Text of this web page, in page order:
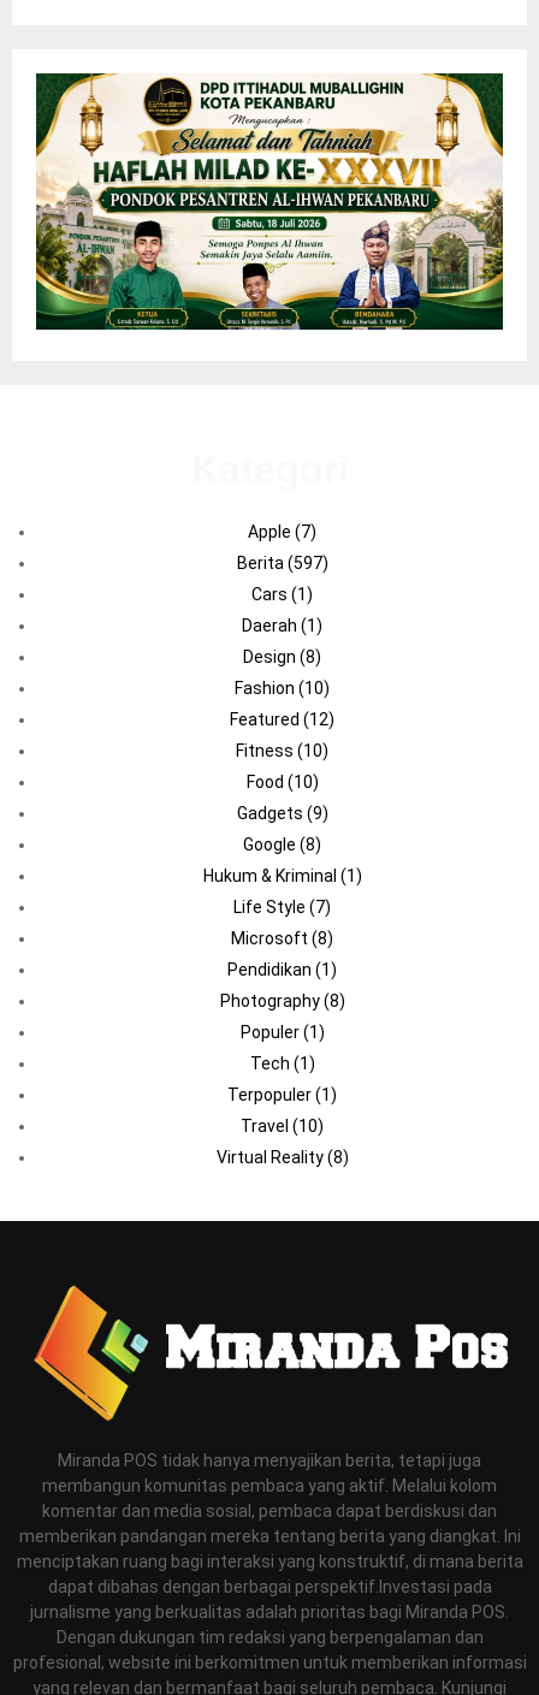
Apple (7)
Berita (597)
Cars (1)
Daerah (1)
Design (8)
Fashion (10)
Featured (12)
Fitness (10)
Food (10)
Gadgets (9)
Google (8)
Hukum & Kriminal (1)
Life Style (7)
Microsoft (8)
Pendidikan (1)
Photography(8)
Populer(1)
Tech (1)
Terpopuler(1)
Travel (10)
Virtual Reality(8)
Miranda POS tidak hanya menyajikan berita, tetapi juga
membangun komunitas pembaca yang aktif. Melalui kolom
komentar dan media sosial, pembaca dapat berdiskusi dan
memberikan pandangan mereka tentang berita yang diangkat. Ini
menciptakan ruang bagi interaksi yang konstruktif, di mana berita
dapat dibahas dengan berbagai perspektif.Investasi pada
jurnalisme yang berkualitas adalah prioritas bagi Miranda POS.
Dengan dukungan tim redaksi yang berpengalaman dan
profesional, website ini berkomitmen untuk memberikan informasi
yang relevan dan bermanfaat bagi seluruh pembaca. Kunjungi